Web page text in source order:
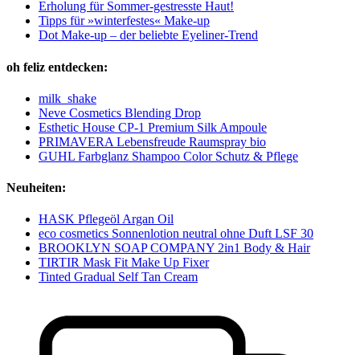
Erholung für Sommer-gestresste Haut!
Tipps für »winterfestes« Make-up
Dot Make-up – der beliebte Eyeliner-Trend
oh feliz entdecken:
milk_shake
Neve Cosmetics Blending Drop
Esthetic House CP-1 Premium Silk Ampoule
PRIMAVERA Lebensfreude Raumspray bio
GUHL Farbglanz Shampoo Color Schutz & Pflege
Neuheiten:
HASK Pflegeöl Argan Oil
eco cosmetics Sonnenlotion neutral ohne Duft LSF 30
BROOKLYN SOAP COMPANY 2in1 Body & Hair
TIRTIR Mask Fit Make Up Fixer
Tinted Gradual Self Tan Cream